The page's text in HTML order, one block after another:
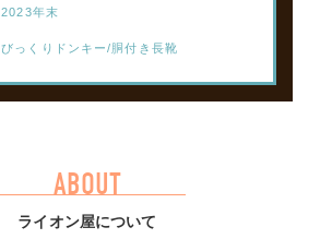
2023年末
びっくりドンキー/胴付き長靴
ABOUT
ライオン屋について